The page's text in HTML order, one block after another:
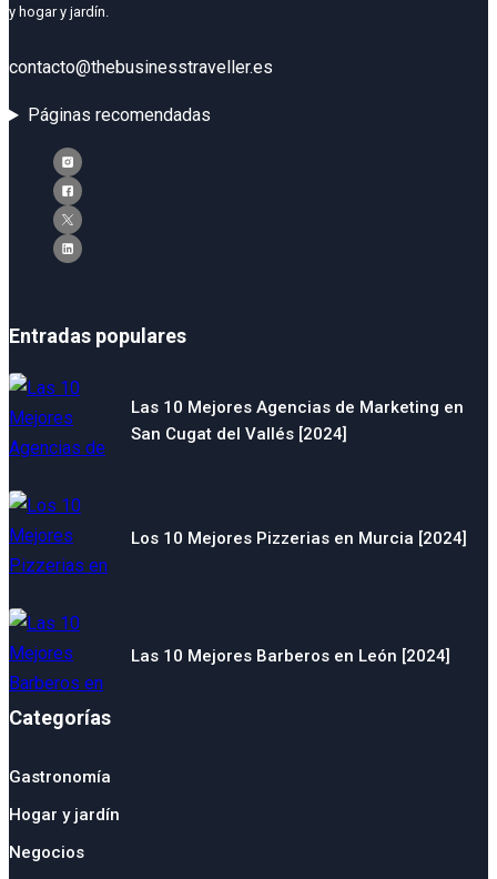
y hogar y jardín.
contacto@thebusinesstraveller.es
Páginas recomendadas
Entradas populares
Las 10 Mejores Agencias de Marketing en
San Cugat del Vallés [2024]
Los 10 Mejores Pizzerias en Murcia [2024]
Las 10 Mejores Barberos en León [2024]
Categorías
Gastronomía
Hogar y jardín
Negocios